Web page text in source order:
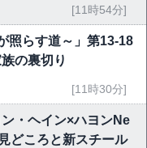
[11時54分]
照らす道～」第13-18
の裏切り
[11時30分]
ン・ヘイン×ハヨンNe
どころと新スチール